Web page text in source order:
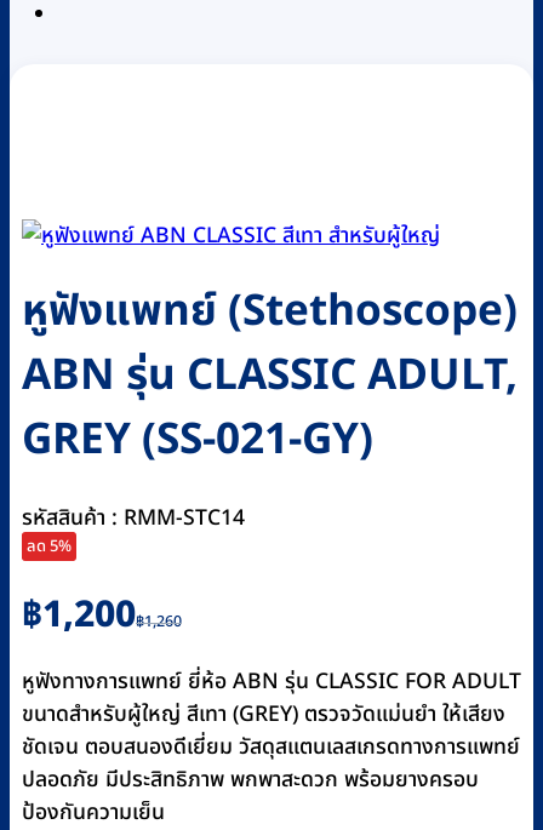
หูฟังแพทย์ (Stethoscope)
ABN รุ่น CLASSIC ADULT,
GREY (SS-021-GY)
รหัสสินค้า : RMM-STC14
ลด 5%
฿1,260
Original
price
was:
฿1,260.
฿1,200
Current
price
is:
฿1,200.
หูฟังทางการแพทย์ ยี่ห้อ ABN รุ่น CLASSIC FOR ADULT
ขนาดสำหรับผู้ใหญ่ สีเทา (GREY) ตรวจวัดแม่นยำ ให้เสียง
ชัดเจน ตอบสนองดีเยี่ยม วัสดุสแตนเลสเกรดทางการแพทย์
ปลอดภัย มีประสิทธิภาพ พกพาสะดวก พร้อมยางครอบ
ป้องกันความเย็น